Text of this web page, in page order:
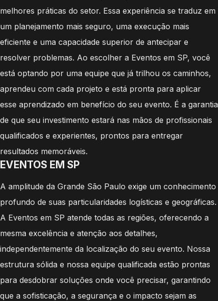
melhores práticas do setor. Essa experiência se traduz em
um planejamento mais seguro, uma execução mais
eficiente e uma capacidade superior de antecipar e
resolver problemas. Ao escolher a Eventos em SP, você
está optando por uma equipe que já trilhou os caminhos,
aprendeu com cada projeto e está pronta para aplicar
esse aprendizado em benefício do seu evento. É a garantia
de que seu investimento estará nas mãos de profissionais
qualificados e experientes, prontos para entregar
resultados memoráveis.
EVENTOS EM SP
A amplitude da Grande São Paulo exige um conhecimento
profundo de suas particularidades logísticas e geográficas.
A Eventos em SP atende todas as regiões, oferecendo a
mesma excelência e atenção aos detalhes,
independentemente da localização do seu evento. Nossa
estrutura sólida e nossa equipe qualificada estão prontas
para desdobrar soluções onde você precisar, garantindo
que a sofisticação, a segurança e o impacto sejam as